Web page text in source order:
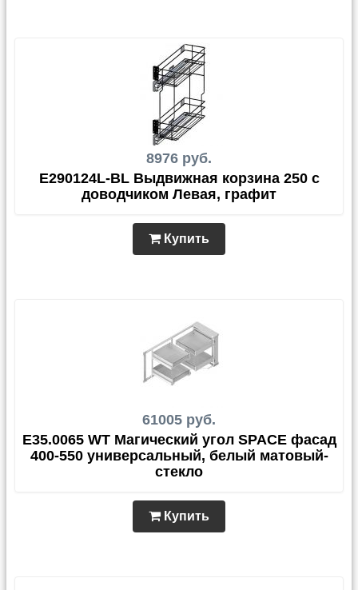
8976 руб.
E290124L-BL Выдвижная корзина 250 с
доводчиком Левая, графит
Купить
61005 руб.
E35.0065 WT Магический угол SPACE фасад
400-550 универсальный, белый матовый-
стекло
Купить